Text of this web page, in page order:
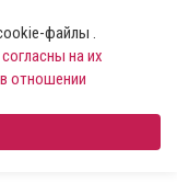
файлы .
согласны на их
отношении